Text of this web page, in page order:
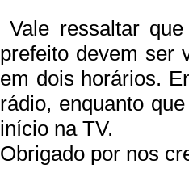
Vale ressaltar
prefeito devem ser
em dois horários.
rádio, enquanto
início na TV.
Obrigado por nos